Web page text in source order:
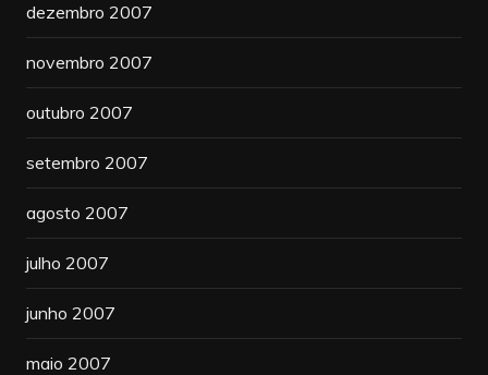
dezembro 2007
novembro 2007
outubro 2007
setembro 2007
agosto 2007
julho 2007
junho 2007
maio 2007